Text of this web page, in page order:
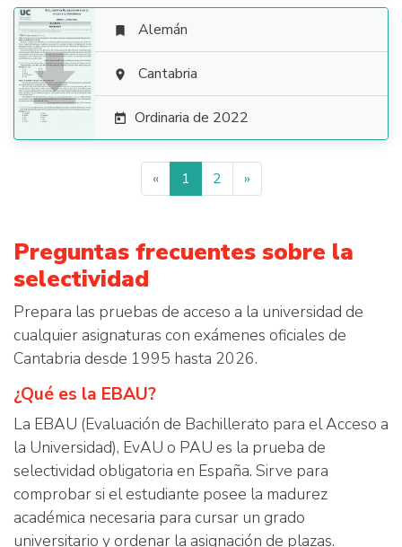

 Alemán
 Cantabria
 Ordinaria de 2022
« 1 2 »
Preguntas frecuentes sobre la
selectividad
Prepara las pruebas de acceso a la universidad de
cualquier asignaturas con exámenes oficiales de
Cantabria desde 1995 hasta 2026.
¿Qué es la EBAU?
La EBAU (Evaluación de Bachillerato para el Acceso a
la Universidad), EvAU o PAU es la prueba de
selectividad obligatoria en España. Sirve para
comprobar si el estudiante posee la madurez
académica necesaria para cursar un grado
universitario y ordenar la asignación de plazas.